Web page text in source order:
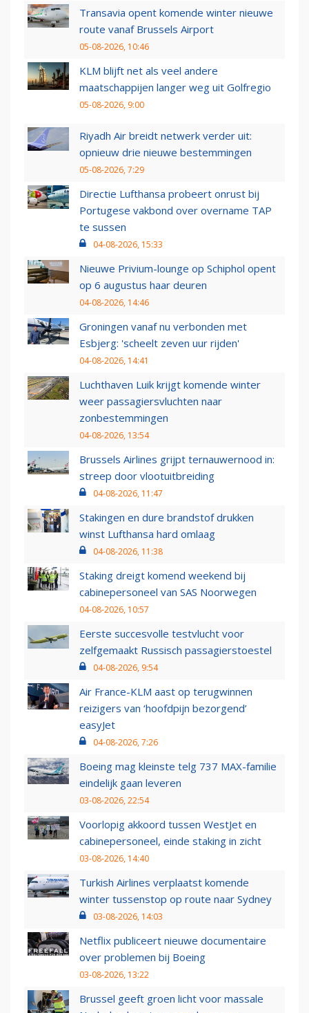
Transavia opent komende winter nieuwe
route vanaf Brussels Airport
05-08-2026, 10:46
KLM blijft net als veel andere
maatschappijen langer weg uit Golfregio
05-08-2026, 9:00
Riyadh Air breidt netwerk verder uit:
opnieuw drie nieuwe bestemmingen
05-08-2026, 7:29
Directie Lufthansa probeert onrust bij
Portugese vakbond over overname TAP
te sussen
04-08-2026, 15:33
Nieuwe Privium-lounge op Schiphol opent
op 6 augustus haar deuren
04-08-2026, 14:46
Groningen vanaf nu verbonden met
Esbjerg: 'scheelt zeven uur rijden'
04-08-2026, 14:41
Luchthaven Luik krijgt komende winter
weer passagiersvluchten naar
zonbestemmingen
04-08-2026, 13:54
Brussels Airlines grijpt ternauwernood in:
streep door vlootuitbreiding
04-08-2026, 11:47
Stakingen en dure brandstof drukken
winst Lufthansa hard omlaag
04-08-2026, 11:38
Staking dreigt komend weekend bij
cabinepersoneel van SAS Noorwegen
04-08-2026, 10:57
Eerste succesvolle testvlucht voor
zelfgemaakt Russisch passagierstoestel
04-08-2026, 9:54
Air France-KLM aast op terugwinnen
reizigers van ‘hoofdpijn bezorgend’
easyJet
04-08-2026, 7:26
Boeing mag kleinste telg 737 MAX-familie
eindelijk gaan leveren
03-08-2026, 22:54
Voorlopig akkoord tussen WestJet en
cabinepersoneel, einde staking in zicht
03-08-2026, 14:40
Turkish Airlines verplaatst komende
winter tussenstop op route naar Sydney
03-08-2026, 14:03
Netflix publiceert nieuwe documentaire
over problemen bij Boeing
03-08-2026, 13:22
Brussel geeft groen licht voor massale